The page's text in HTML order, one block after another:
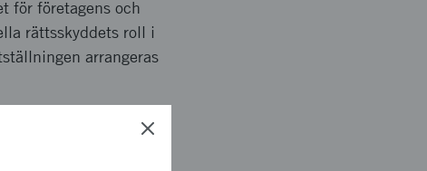
för företagens och
rättsskyddets roll i
arrangeras